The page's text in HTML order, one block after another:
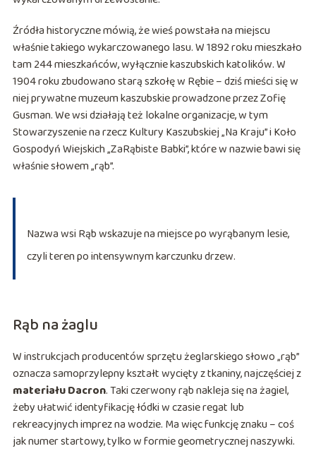
Źródła historyczne mówią, że wieś powstała na miejscu
właśnie takiego wykarczowanego lasu. W 1892 roku mieszkało
tam 244 mieszkańców, wyłącznie kaszubskich katolików. W
1904 roku zbudowano starą szkołę w Rębie – dziś mieści się w
niej prywatne muzeum kaszubskie prowadzone przez Zofię
Gusman. We wsi działają też lokalne organizacje, w tym
Stowarzyszenie na rzecz Kultury Kaszubskiej „Na Kraju” i Koło
Gospodyń Wiejskich „ZaRąbiste Babki”, które w nazwie bawi się
właśnie słowem „rąb”.
Nazwa wsi Rąb wskazuje na miejsce po wyrąbanym lesie,
czyli teren po intensywnym karczunku drzew.
Rąb na żaglu
W instrukcjach producentów sprzętu żeglarskiego słowo „rąb”
oznacza samoprzylepny kształt wycięty z tkaniny, najczęściej z
materiału Dacron. Taki czerwony rąb nakleja się na żagiel,
żeby ułatwić identyfikację łódki w czasie regat lub
rekreacyjnych imprez na wodzie. Ma więc funkcję znaku – coś
jak numer startowy, tylko w formie geometrycznej naszywki.